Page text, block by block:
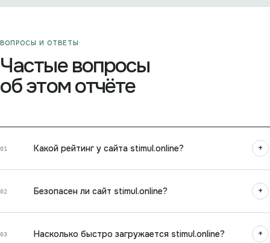
ВОПРОСЫ И ОТВЕТЫ
Частые вопросы
об этом отчёте
01 Какой рейтинг у сайта stimul.online? +
02 Безопасен ли сайт stimul.online? +
03 Насколько быстро загружается stimul.online? +